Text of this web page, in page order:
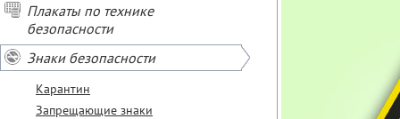
Плакаты по технике
безопасности
Знаки безопасности
Карантин
Запрещающие знаки